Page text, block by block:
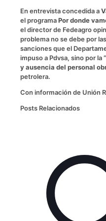
En entrevista concedida a
el programaPor donde
el director de Fedeagro
problema no se debe por
sanciones que el
impuso a Pdvsa, sino por la
y ausencia del personal
petrolera.
Con información de Unión
Posts Relacionados